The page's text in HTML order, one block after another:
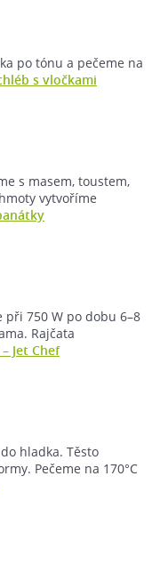
po tónu a pečeme na
s vločkami
s masem, toustem,
vytvoříme
750 W po dobu 6–8
Rajčata
Jet Chef
hladka. Těsto
Pečeme na 170°C